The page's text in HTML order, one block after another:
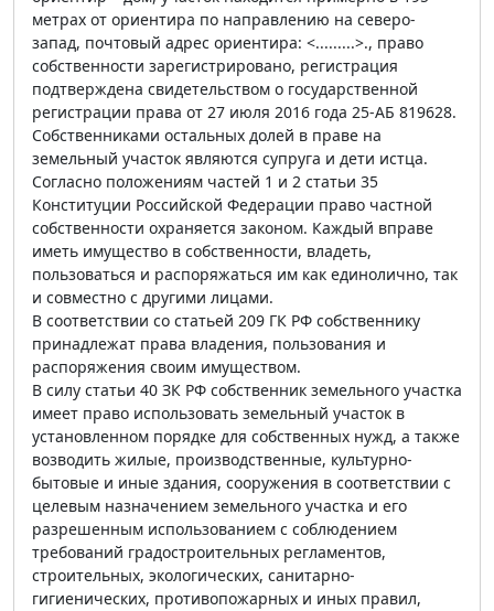
метрах от ориентира по направлению на северо-
запад, почтовый адрес ориентира: <.........>., право
собственности зарегистрировано, регистрация
подтверждена свидетельством о государственной
регистрации права от 27 июля 2016 года 25-АБ 819628.
Собственниками остальных долей в праве на
земельный участок являются супруга и дети истца.
Согласно положениям частей 1 и 2 статьи 35
Конституции Российской Федерации право частной
собственности охраняется законом. Каждый вправе
иметь имущество в собственности, владеть,
пользоваться и распоряжаться им как единолично, так
и совместно с другими лицами.
В соответствии со статьей 209 ГК РФ собственнику
принадлежат права владения, пользования и
распоряжения своим имуществом.
В силу статьи 40 ЗК РФ собственник земельного участка
имеет право использовать земельный участок в
установленном порядке для собственных нужд, а также
возводить жилые, производственные, культурно-
бытовые и иные здания, сооружения в соответствии с
целевым назначением земельного участка и его
разрешенным использованием с соблюдением
требований градостроительных регламентов,
строительных, экологических, санитарно-
гигиенических, противопожарных и иных правил,